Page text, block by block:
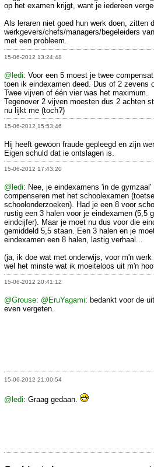
op het examen krijgt, want je iedereen
Als leraren niet goed hun werk doen, zitten
werkgevers/chefs/managers/begeleiders
met een probleem.
15-06-2012 13:24:48
@ledi: Voor een 5 moest je twee
toen ik eindexamen deed. Dus of 2 zevens
Twee vijven of één vier was het maximum.
Tegenover 2 vijven moesten dus 2 achten
nu lijkt me (toch?)
15-06-2012 15:53:46
Hij heeft gewoon fraude gepleegd en zijn
Eigen schuld dat ie ontslagen is.
15-06-2012 17:43:20
@ledi: Nee, je eindexamens 'in de gymzaal'
compenseren met het schoolexamen
schoolonderzoeken). Had je een 8 voor
rustig een 3 halen voor je eindexamen (5,5
eindcijfer). Maar je moet nu dus voor die
gemiddeld 5,5 staan. Een 3 halen en je
eindexamen een 8 halen, lastig verhaal...
(ja, ik doe wat met onderwijs, voor m'n werk
wel het minste wat ik moeiteloos uit m'n
15-06-2012 20:41:12
@Grouse: @EruYagami: bedankt voor de
even vergeten.
15-06-2012 21:00:54
@ledi: Graag gedaan.